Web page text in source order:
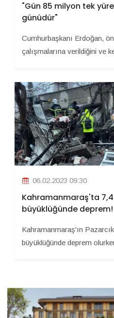
"Gün 85 milyon tek
günüdür"
Cumhurbaşkanı Erdoğan,
çalışmalarına verildiğini ve
06.02.2023 09:30
Kahramanmaraş'ta
büyüklüğünde deprem!
Kahramanmaraş'ın
büyüklüğünde deprem